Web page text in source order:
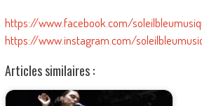
https://www.facebook.com/
https://www.instagram.com/
Articles similaires :